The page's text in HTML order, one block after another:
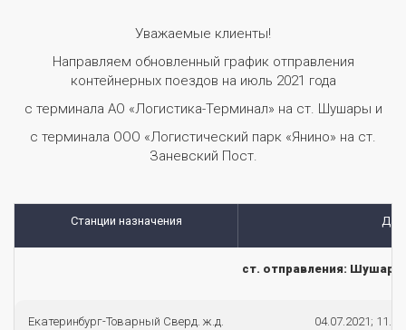
Уважаемые клиенты!
Направляем обновленный график отправления
контейнерных поездов на июль 2021 года
с терминала АО «Логистика-Терминал» на ст. Шушары и
с терминала ООО «Логистический парк «Янино» на ст.
Заневский Пост.
Станции назначения
ст. отправления: Шушары
Екатеринбург-Товарный Сверд. ж.д. 04.07.2021;